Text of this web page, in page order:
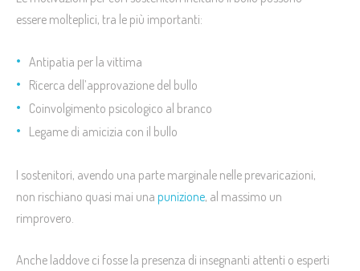
essere molteplici, tra le più importanti:
Antipatia per la vittima
Ricerca dell’approvazione del bullo
Coinvolgimento psicologico al branco
Legame di amicizia con il bullo
I sostenitori, avendo una parte marginale nelle prevaricazioni,
non rischiano quasi mai una punizione, al massimo un
rimprovero.
Anche laddove ci fosse la presenza di insegnanti attenti o esperti